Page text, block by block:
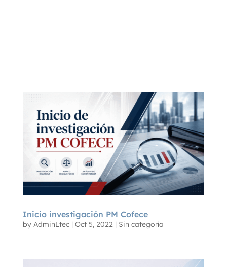
Inicio investigación PM Cofece
by AdminLtec| Oct 5, 2022 | Sin categoría